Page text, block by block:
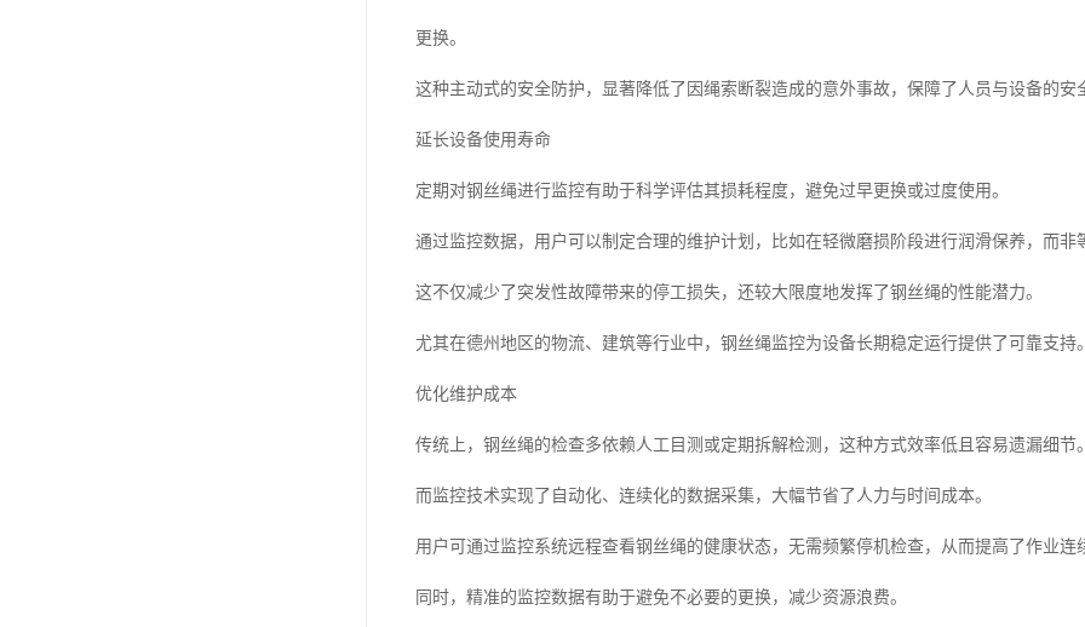
更换。
这种主动式的安全防护，显著降低了因绳索断裂造成的意外事故，保障了人员与设备的安
延长设备使用寿命
定期对钢丝绳进行监控有助于科学评估其损耗程度，避免过早更换或过度使用。
通过监控数据，用户可以制定合理的维护计划，比如在轻微磨损阶段进行润滑保养，而非
这不仅减少了突发性故障带来的停工损失，还较大限度地发挥了钢丝绳的性能潜力。
尤其在德州地区的物流、建筑等行业中，钢丝绳监控为设备长期稳定运行提供了可靠支持
优化维护成本
传统上，钢丝绳的检查多依赖人工目测或定期拆解检测，这种方式效率低且容易遗漏细节
而监控技术实现了自动化、连续化的数据采集，大幅节省了人力与时间成本。
用户可通过监控系统远程查看钢丝绳的健康状态，无需频繁停机检查，从而提高了作业连
同时，精准的监控数据有助于避免不必要的更换，减少资源浪费。